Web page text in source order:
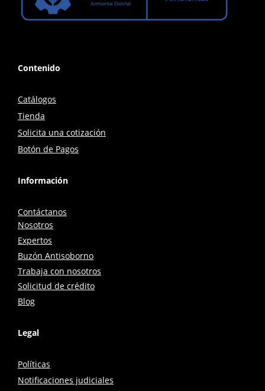
Contenido
Catálogos
Tienda
Solicita una cotización
Botón de Pagos
Información
Contáctanos
Nosotros
Expertos
Buzón Antisoborno
Trabaja con nosotros
Solicitud de crédito
Blog
Legal
Políticas
Notificaciones judiciales